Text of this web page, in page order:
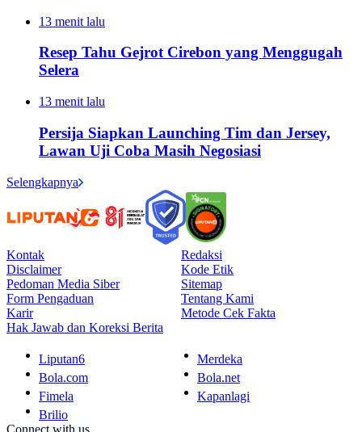
13 menit lalu
Resep Tahu Gejrot Cirebon yang Menggugah
Selera
13 menit lalu
Persija Siapkan Launching Tim dan Jersey,
Lawan Uji Coba Masih Negosiasi
Selengkapnya
Kontak
Redaksi
Disclaimer
Kode Etik
Pedoman Media Siber
Sitemap
Form Pengaduan
Tentang Kami
Karir
Metode Cek Fakta
Hak Jawab dan Koreksi Berita
Liputan6
Merdeka
Bola.com
Bola.net
Fimela
Kapanlagi
Brilio
Connect with us